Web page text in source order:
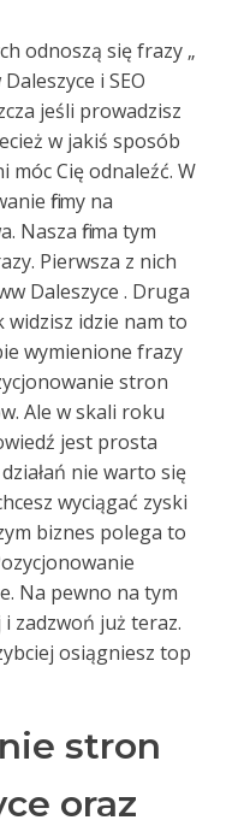
odnoszą się frazy „
i SEO
jeśli prowadzisz
w jakiś sposób
Cię odnaleźć. W
firmy na
Nasza firma tym
Pierwsza z nich
Daleszyce . Druga
widzisz idzie nam to
wymienione frazy
stron
Ale w skali roku
jest prosta
nie warto się
wyciągać zyski
biznes polega to
Na pewno na tym
zadzwoń już teraz.
osiągniesz top
stron
oraz